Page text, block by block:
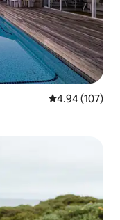
Penarafan
4.94 (107)